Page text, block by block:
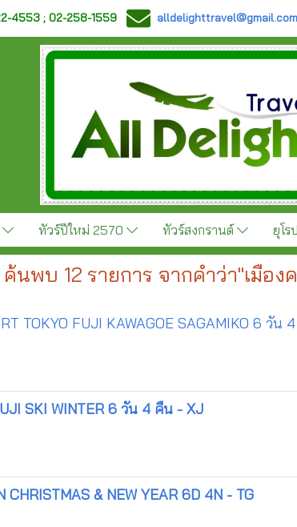
4553 ; 02-258-1559 alldelighttravel@gmail.com
ทัวร์ปีใหม่ 2570 ทัวร์สงกรานต์ ยุโ
ค้นพบ 12 รายการ จากคำว่า"เมืองค
TOKYO FUJI KAWAGOE SAGAMIKO 6 วัน
SKI WINTER 6 วัน 4 คืน - XJ
CHRISTMAS & NEW YEAR 6D 4N - TG